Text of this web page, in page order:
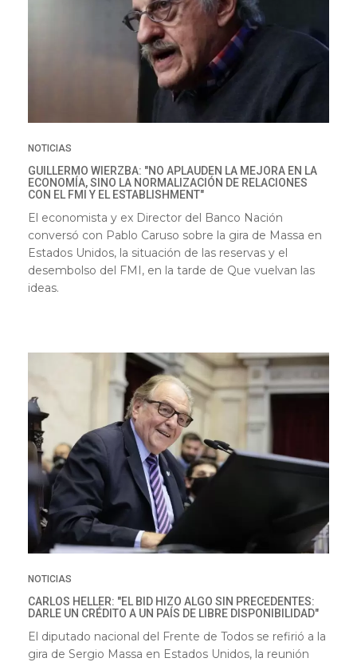
NOTICIAS
GUILLERMO WIERZBA: "NO APLAUDEN LA MEJORA EN LA
ECONOMÍA, SINO LA NORMALIZACIÓN DE RELACIONES
CON EL FMI Y EL ESTABLISHMENT"
El economista y ex Director del Banco Nación
conversó con Pablo Caruso sobre la gira de Massa en
Estados Unidos, la situación de las reservas y el
desembolso del FMI, en la tarde de Que vuelvan las
ideas.
NOTICIAS
CARLOS HELLER: "EL BID HIZO ALGO SIN PRECEDENTES:
DARLE UN CRÉDITO A UN PAÍS DE LIBRE DISPONIBILIDAD"
El diputado nacional del Frente de Todos se refirió a la
gira de Sergio Massa en Estados Unidos, la reunión